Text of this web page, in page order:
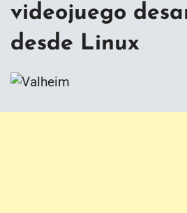
videojuego
desde Linux